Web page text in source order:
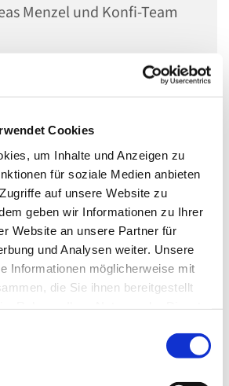
Cookies
um Inhalte und Anzeigen zu
für soziale Medien anbieten
auf unsere Website zu
geben wir Informationen zu Ihrer
Website an unsere Partner für
und Analysen weiter. Unsere
Informationen möglicherweise mit
die Sie ihnen bereitgestellt
Menzel und Konfi-Team